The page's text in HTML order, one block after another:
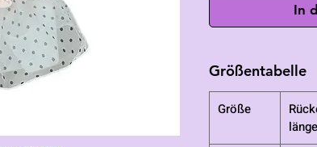
In
Größentabelle
Größe
länge